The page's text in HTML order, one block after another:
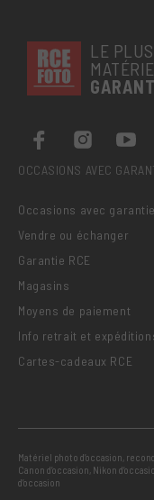
LE
OCCASIONS AVEC
Occasions avec garantie
Vendre ou échanger
Garantie RCE
Magasins
Moyens de paiement
Info retrait et
Cartes-cadeaux RCE
Matériel photo d’occasion,
Canon d’occasion, Nikon
d’occasion